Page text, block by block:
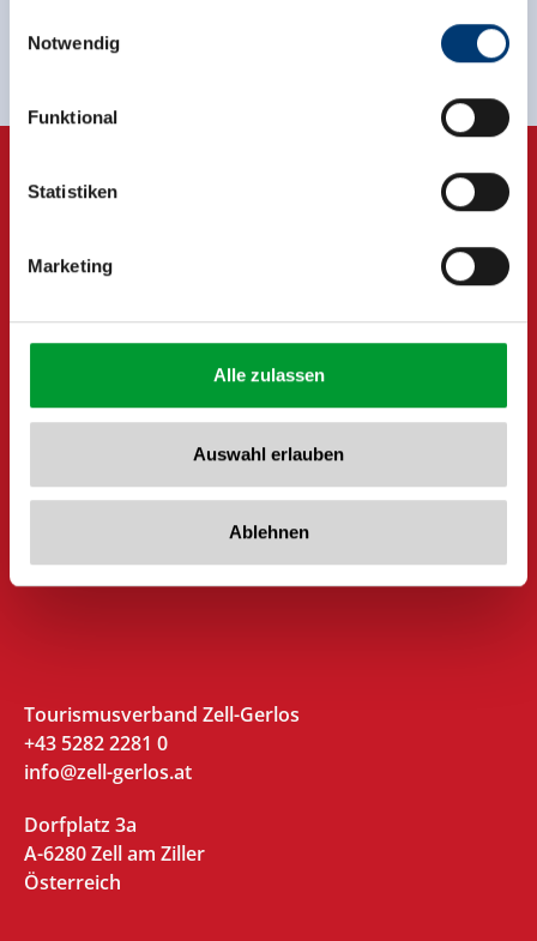
Rohr 23// A-6280 Zell am Ziller
www.zillertalarena.com
Notwendig
Funktional
Statistiken
Marketing
Alle zulassen
Auswahl erlauben
Ablehnen
Tourismusverband Zell-Gerlos
+43 5282 2281 0
info@zell-gerlos.at
Dorfplatz 3a
A-6280 Zell am Ziller
Österreich